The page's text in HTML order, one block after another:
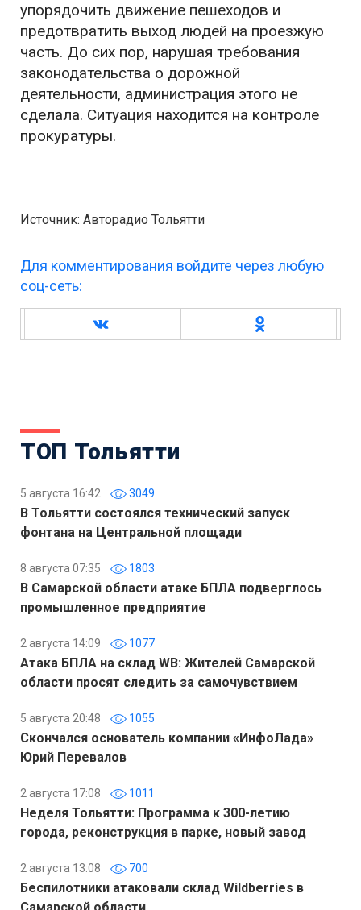
упорядочить движение пешеходов и
предотвратить выход людей на проезжую
часть. До сих пор, нарушая требования
законодательства о дорожной
деятельности, администрация этого не
сделала. Ситуация находится на контроле
прокуратуры.
Источник: Авторадио Тольятти
Для комментирования войдите через любую
соц-сеть:
ТОП Тольятти
5 августа 16:42 3049
В Тольятти состоялся технический запуск
фонтана на Центральной площади
8 августа 07:35 1803
В Самарской области атаке БПЛА подверглось
промышленное предприятие
2 августа 14:09 1077
Атака БПЛА на склад WB: Жителей Самарской
области просят следить за самочувствием
5 августа 20:48 1055
Скончался основатель компании «ИнфоЛада»
Юрий Перевалов
2 августа 17:08 1011
Неделя Тольятти: Программа к 300-летию
города, реконструкция в парке, новый завод
2 августа 13:08 700
Беспилотники атаковали склад Wildberries в